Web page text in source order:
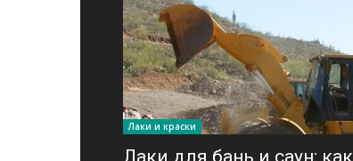
Лаки и краски
Лаки для бань и саун: как